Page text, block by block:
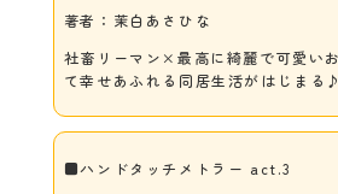
著者：茉白あさひな
社畜リーマン×最高に綺麗で可愛い
て幸せあふれる同居生活がはじまる♪
■ハンドタッチメトラー act.3